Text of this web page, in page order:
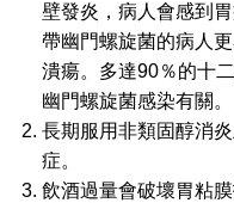
壁發炎，病人會感到
帶幽門螺旋菌的病人
潰瘍。多達90％的十
幽門螺旋菌感染有關。
長期服用非類固醇消
症。
飲酒過量會破壞胃粘